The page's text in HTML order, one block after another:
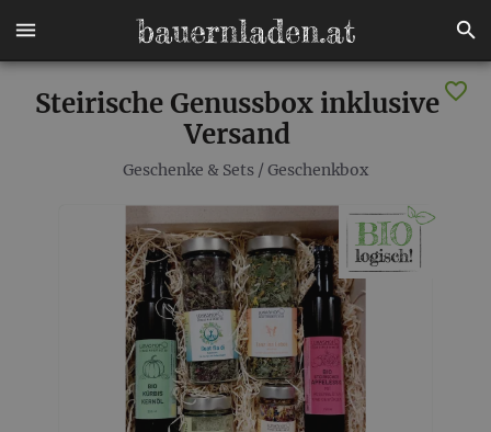
Steirische Genussbox inklusive
Versand
Geschenke & Sets / Geschenkbox